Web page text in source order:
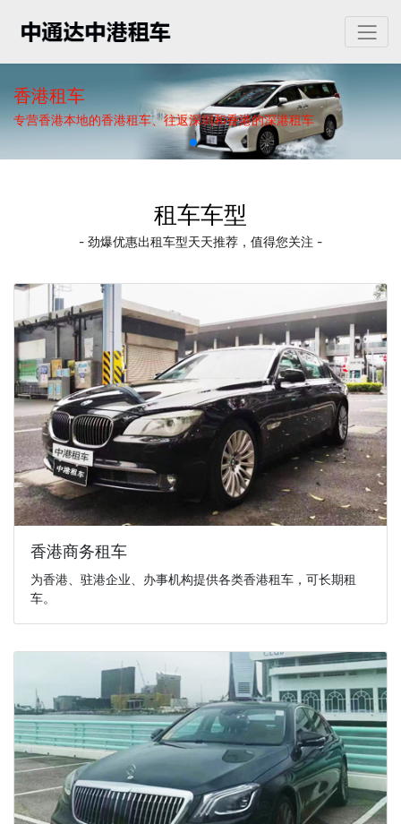
香港租车
专营香港本地的香港租车、往返深圳和香港的深港租车
租车车型
- 劲爆优惠出租车型天天推荐，值得您关注 -
香港商务租车
为香港、驻港企业、办事机构提供各类香港租车，可长期租
车。